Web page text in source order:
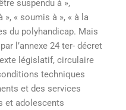
suspendu à »,
», « soumis à », « à la
du polyhandicap. Mais
l’annexe 24 ter- décret
législatif, circulaire
techniques
et des services
et adolescents